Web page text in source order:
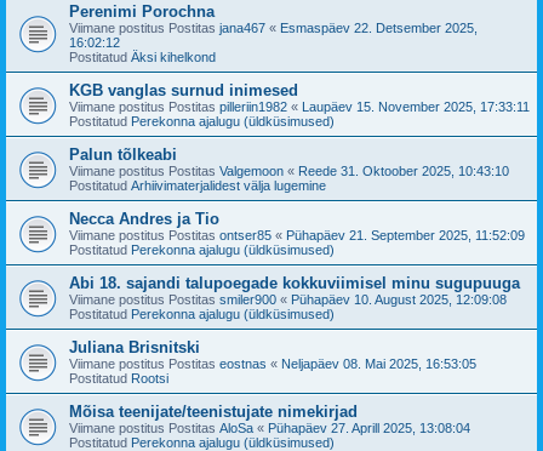
Perenimi Porochna
Viimane postitus Postitas jana467 « Esmaspäev 22. Detsember 2025,
16:02:12
Postitatud Äksi kihelkond
KGB vanglas surnud inimesed
Viimane postitus Postitas pilleriin1982 « Laupäev 15. November 2025, 17:33:11
Postitatud Perekonna ajalugu (üldküsimused)
Palun tõlkeabi
Viimane postitus Postitas Valgemoon « Reede 31. Oktoober 2025, 10:43:10
Postitatud Arhiivimaterjalidest välja lugemine
Necca Andres ja Tio
Viimane postitus Postitas ontser85 « Pühapäev 21. September 2025, 11:52:09
Postitatud Perekonna ajalugu (üldküsimused)
Abi 18. sajandi talupoegade kokkuviimisel minu sugupuuga
Viimane postitus Postitas smiler900 « Pühapäev 10. August 2025, 12:09:08
Postitatud Perekonna ajalugu (üldküsimused)
Juliana Brisnitski
Viimane postitus Postitas eostnas « Neljapäev 08. Mai 2025, 16:53:05
Postitatud Rootsi
Mõisa teenijate/teenistujate nimekirjad
Viimane postitus Postitas AloSa « Pühapäev 27. Aprill 2025, 13:08:04
Postitatud Perekonna ajalugu (üldküsimused)